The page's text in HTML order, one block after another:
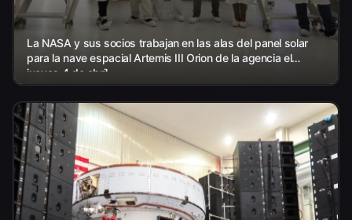
La NASA y sus socios trabajan en las alas del panel solar
para la nave espacial Artemis III Orion de la agencia el
jueves 4 de abril...